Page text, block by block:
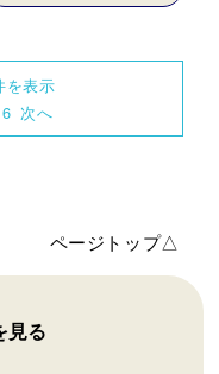
を表示
6 次へ
ページトップ△
見る